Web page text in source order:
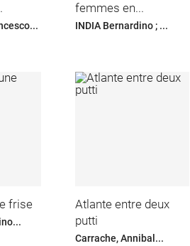
femmes en...
INDIA Bernardino ; ...
frise
Atlante entre deux
putti
Carrache, Annibal...